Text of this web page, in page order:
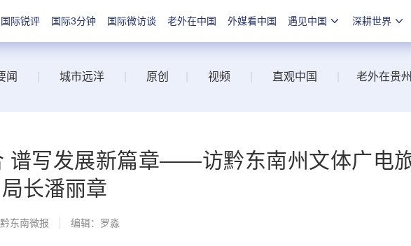
国际锐评 国际3分钟 国际微访谈 老外在中国 外媒看中国 遇见中国 深耕世界
闻 城市远洋 原创 视频 直观中国 老外在贵州
谱写发展新篇章——访黔东南州文体广电
长潘丽章
黔东南微报 编辑：罗淼